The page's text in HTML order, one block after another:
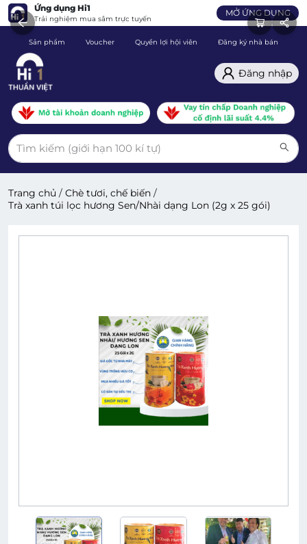
Ứng dụng Hi1
Trải nghiệm mua sắm trực tuyến
MỞ ỨNG DỤNG
Sản phẩm Voucher Quyền lợi hội viên Đăng ký nhà bán
Đăng nhập
Trang chủ / Chè tươi, chế biến /
Trà xanh túi lọc hương Sen/Nhài dạng Lon (2g x 25 gói)